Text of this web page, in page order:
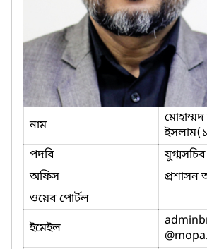
নাম
পদবি
যুগ্মসচিব
অফিস
প্রশাসন
ওয়েব পোর্টল
ইমেইল